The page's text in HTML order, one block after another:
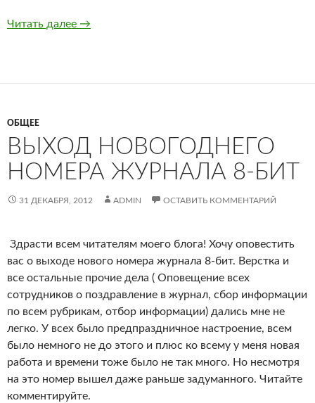
Читать далее Корпоратив 2012
→
ОБЩЕЕ
ВЫХОД НОВОГОДНЕГО
НОМЕРА ЖУРНАЛА 8-БИТ
31 ДЕКАБРЯ, 2012 ADMIN ОСТАВИТЬ КОММЕНТАРИЙ
Здрасти всем читателям моего блога! Хочу оповестить
вас о выходе нового номера журнала 8-бит. Верстка и
все остальные прочие дела ( Оповещение всех
сотрудников о поздравление в журнал, сбор информации
по всем рубрикам, отбор информации) дались мне не
легко. У всех было предпраздничное настроение, всем
было немного не до этого и плюс ко всему у меня новая
работа и времени тоже было не так много. Но несмотря
на это номер вышел даже раньше задуманного. Читайте
комментируйте.